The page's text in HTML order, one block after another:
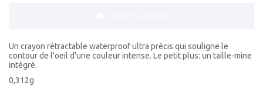
Un crayon rétractable waterproof ultra précis qui souligne le
contour de l'oeil d'une couleur intense. Le petit plus: un taille-mine
intégré.
0,312g